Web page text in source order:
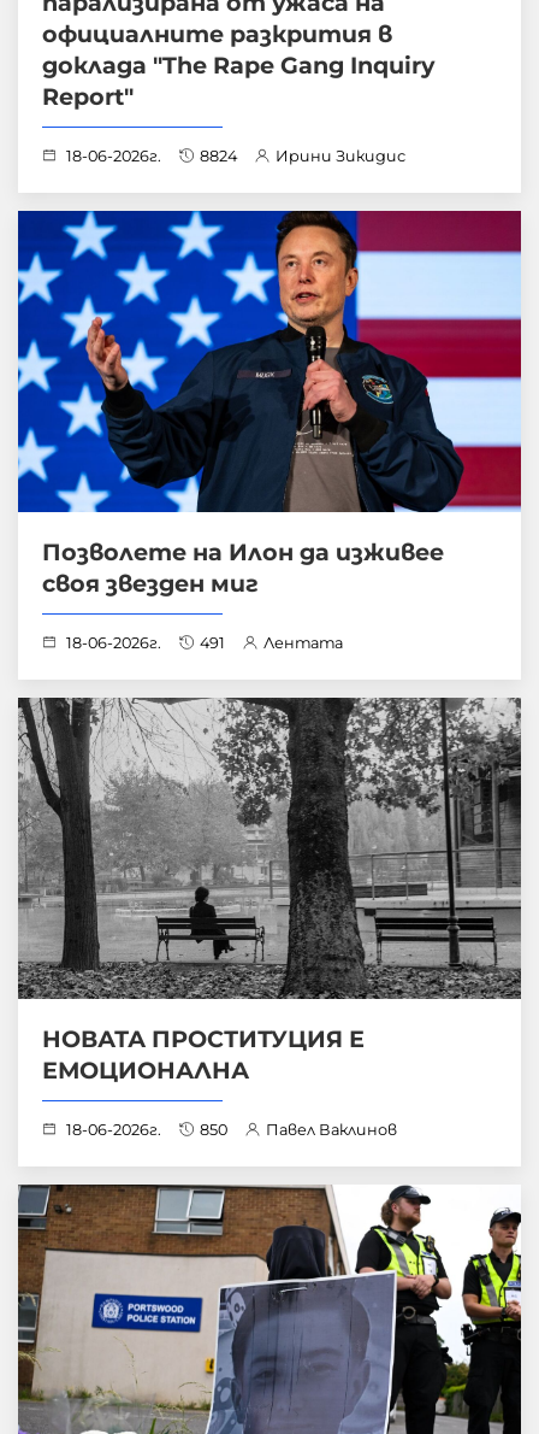
официалните разкрития в
доклада "The Rape Gang Inquiry
Report"
18-06-2026г. 8824 Ирини Зикидис
Позволете на Илон да изживее
своя звезден миг
18-06-2026г. 491 Лентата
НОВАТА ПРОСТИТУЦИЯ Е
ЕМОЦИОНАЛНА
18-06-2026г. 850 Павел Ваклинов